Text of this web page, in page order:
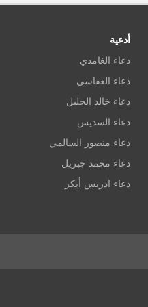
أدعية
دعاء الغامدي
دعاء العفاسي
دعاء خالد الجليل
دعاء السديس
دعاء منصور السالمي
دعاء محمد جبريل
دعاء ادريس أبكر